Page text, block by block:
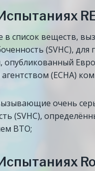
в список веществ,
(SVHC), для
опубликованный
(ECHA)
очень
(SVHC),
ВТО;